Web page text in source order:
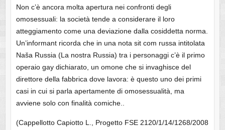
Non c’è ancora molta apertura nei confronti degli
omosessuali: la società tende a considerare il loro
atteggiamento come una deviazione dalla cosiddetta norma.
Un’informant ricorda che in una nota sit com russa intitolata
Naša Russia (La nostra Russia) tra i personaggi c’è il primo
operaio gay dichiarato, un omone che si invaghisce del
direttore della fabbrica dove lavora: è questo uno dei primi
casi in cui si parla apertamente di omosessualità, ma
avviene solo con finalità comiche..
(Cappellotto Capiotto L., Progetto FSE 2120/1/14/1268/2008